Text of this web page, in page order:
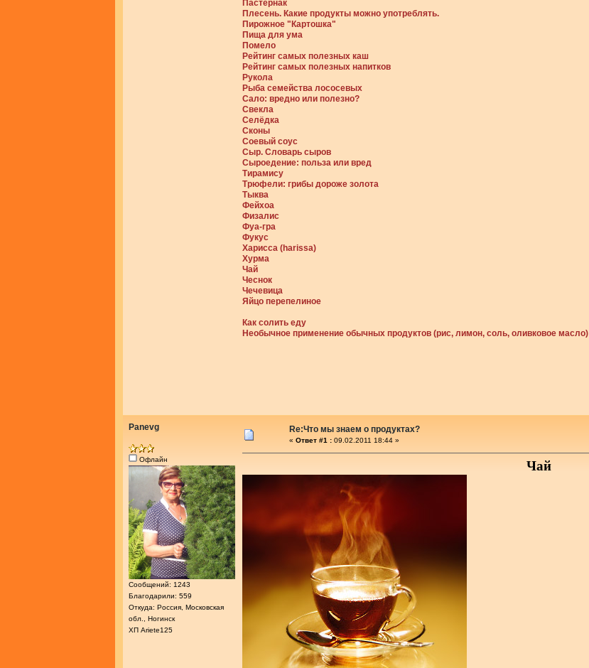
Пастернак
Плесень. Какие продукты можно употреблять.
Пирожное "Картошка"
Пища для ума
Помело
Рейтинг самых полезных каш
Рейтинг самых полезных напитков
Рукола
Рыба семейства лососевых
Сало: вредно или полезно?
Свекла
Селёдка
Сконы
Соевый соус
Сыр. Словарь сыров
Сыроедение: польза или вред
Тирамису
Трюфели: грибы дороже золота
Тыква
Фейхоа
Физалис
Фуа-гра
Фукус
Харисса (harissa)
Хурма
Чай
Чеснок
Чечевица
Яйцо перепелиное
Как солить еду
Необычное применение обычных продуктов (рис, лимон, соль, оливковое масло)
Panevg
Офлайн
Сообщений: 1243
Благодарили: 559
Откуда: Россия, Московская
обл., Ногинск
ХП Ariete125
Re:Что мы знаем о продуктах?
« Ответ #1 : 09.02.2011 18:44 »
Чай